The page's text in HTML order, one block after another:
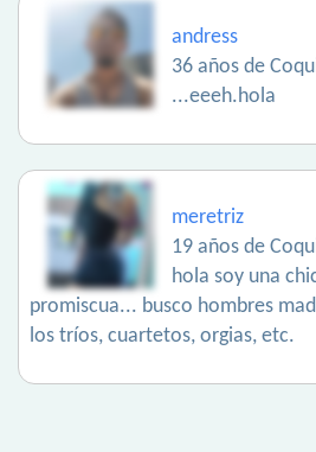
andress
36 años de
...eeeh.hola
meretriz
19 años de
hola soy una
promiscua... busco hombres
los tríos, cuartetos, orgias, etc.